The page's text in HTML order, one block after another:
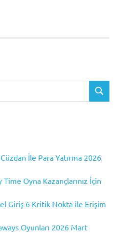
SEARCH
İle Para Yatırma 2026
Oyna Kazançlarınız İçin
Giriş 6 Kritik Nokta ile Erişim
Oyunları 2026 Mart